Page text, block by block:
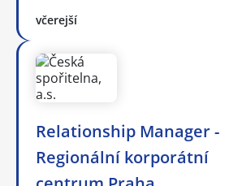
včerejší
Relationship Manager -
Regionální korporátní